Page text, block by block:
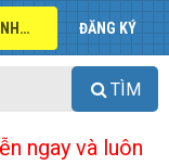
ĐĂNG NHẬP ĐĂNG KÝ
TÌM
ngay và luôn